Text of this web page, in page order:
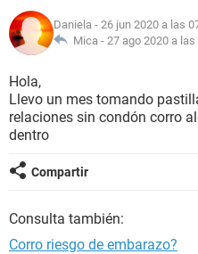
NUTRICIÓN
BIENESTAR
SEXUALIDAD
GLOSARIO
Daniela - 26 jun 2020 a las
Mica - 27 ago 2020 a las
Hola,
Llevo un mes tomando
relaciones sin condón corro
dentro
Compartir
Consulta también:
Corro riesgo de embarazo?